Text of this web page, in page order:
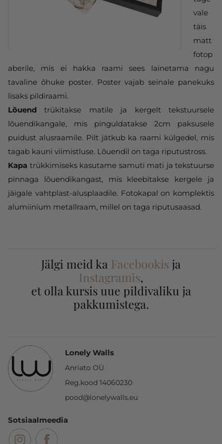
vale
täis
matt
fotop
aberile, mis ei hakka raami sees lainetama nagu
tavaline õhuke poster. Poster vajab seinale panekuks
lisaks pildiraami.
Lõuend trükitakse matile ja kergelt tekstuursele
lõuendikangale, mis pinguldatakse 2cm paksusele
puidust alusraamile. Pilt jätkub ka raami külgedel, mis
tagab kauni viimistluse. Lõuendil on taga riputustross.
Kapa trükkimiseks kasutame samuti mati ja tekstuurse
pinnaga lõuendikangast, mis kleebitakse kergele ja
jäigale vahtplast-alusplaadile. Fotokapal on komplektis
alumiinium metallraam, millel on taga riputusaasad.
Jälgi meid ka Facebookis ja
Instagramis,
et olla kursis uue pildivaliku ja
pakkumistega.
Lonely Walls
Anriato OÜ
Reg.kood 14060230
pood@lonelywalls.eu
Sotsiaalmeedia